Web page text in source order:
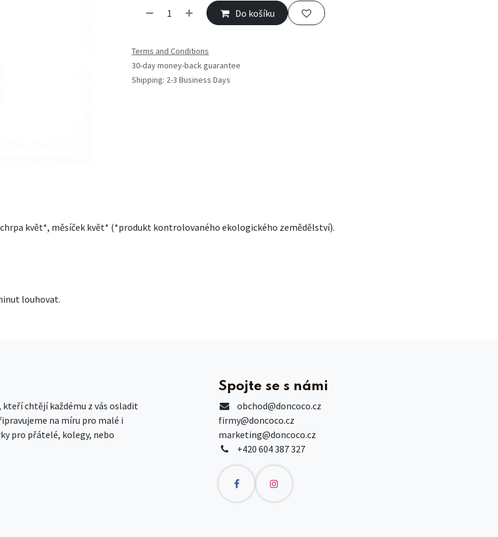
Do košíku
Terms and Conditions
30-day money-back guarantee
Shipping: 2-3 Business Days
květ*, měsíček květ* (*produkt kontrolovaného ekologického zemědělství).
louhovat.
chtějí každému z vás osladit
na míru pro malé i
pro přátelé, kolegy, nebo
Spojte se s námi
obchod@doncoco.cz
firmy@doncoco.cz
marketing@doncoco.cz
+420 604 387 327